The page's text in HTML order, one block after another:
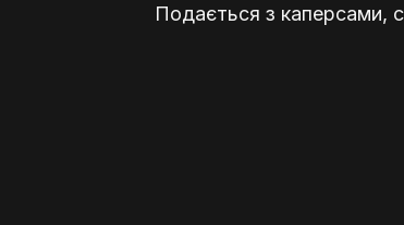
Подається з каперсами,